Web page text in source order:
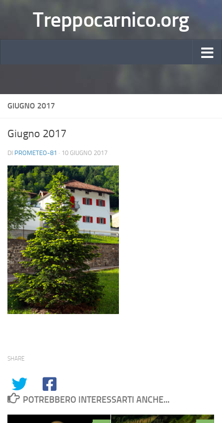
Treppocarnico.org
GIUGNO 2017
Giugno 2017
DI PROMETEO-81 · 10 GIUGNO 2017
SHARE
POTREBBERO INTERESSARTI ANCHE...